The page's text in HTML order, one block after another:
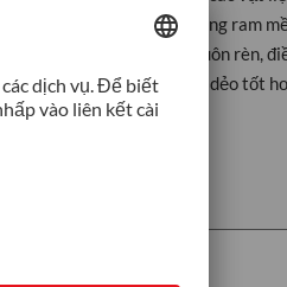
trường, với khả năng chống ram
được cải thiện. Đối với khuôn rèn,
nhiệt và chống biến dạng dẻo tốt
xuất.